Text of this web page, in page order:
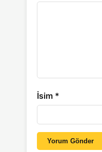
İsim *
Yorum Gönder